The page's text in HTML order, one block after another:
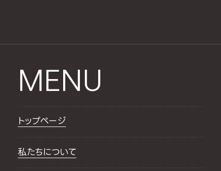
MENU
トップページ
私たちについて